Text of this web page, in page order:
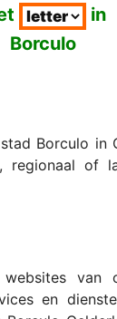
in
Borculo
Borculo in
of
van
en